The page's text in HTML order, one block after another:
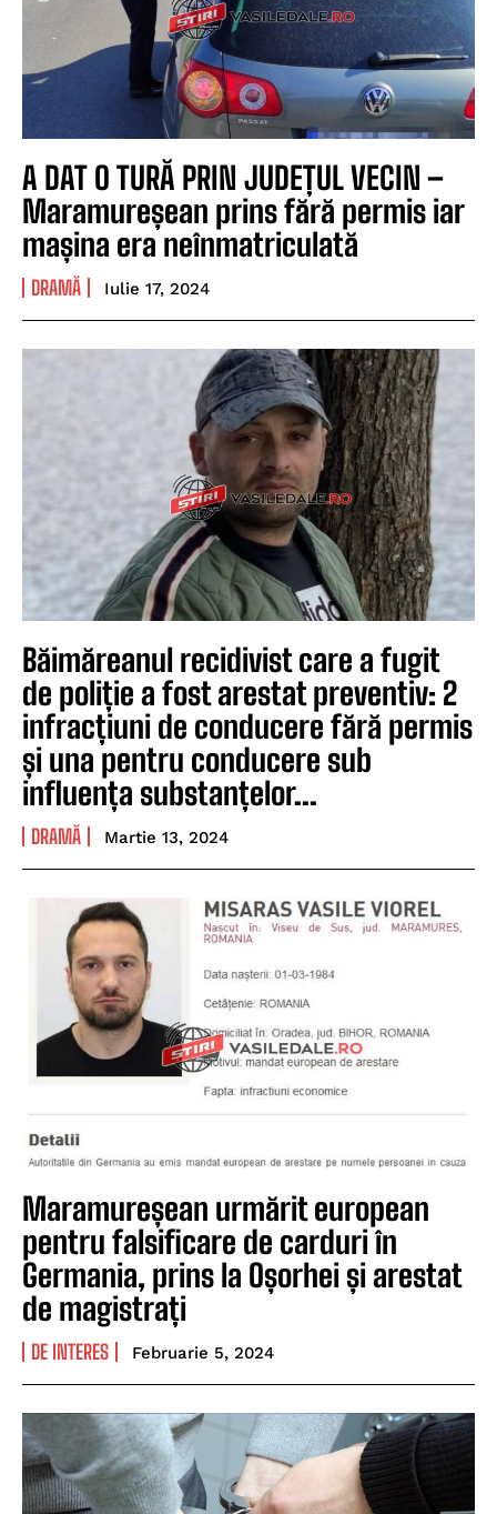
A DAT O TURĂ PRIN JUDEȚUL VECIN –
Maramureșean prins fără permis iar
mașina era neînmatriculată
DRAMĂ Iulie 17, 2024
Băimăreanul recidivist care a fugit
de poliție a fost arestat preventiv: 2
infracțiuni de conducere fără permis
și una pentru conducere sub
influența substanțelor...
DRAMĂ Martie 13, 2024
Maramureșean urmărit european
pentru falsificare de carduri în
Germania, prins la Oșorhei și arestat
de magistrați
DE INTERES Februarie 5, 2024